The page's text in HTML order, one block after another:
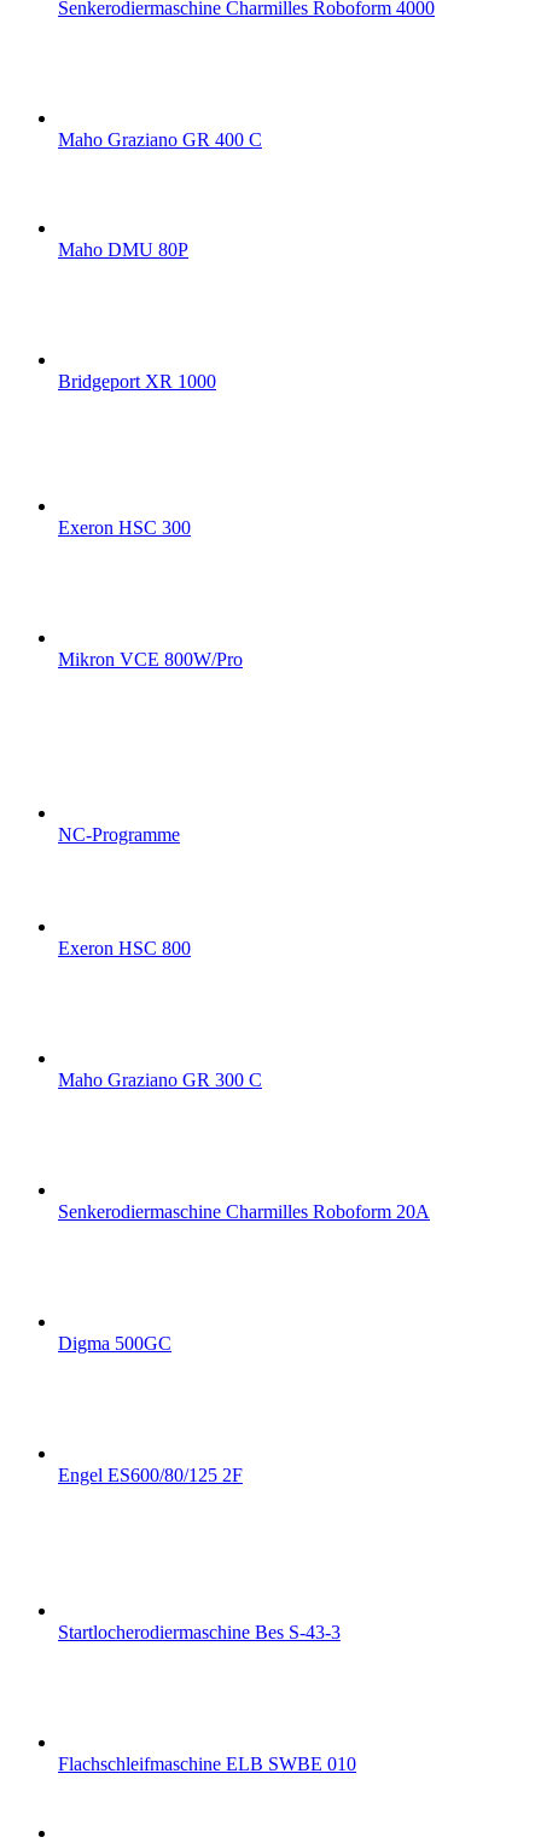
Senkerodiermaschine Charmilles Roboform 4000
Maho Graziano GR 400 C
Maho DMU 80P
Bridgeport XR 1000
Exeron HSC 300
Mikron VCE 800W/Pro
NC-Programme
Exeron HSC 800
Maho Graziano GR 300 C
Senkerodiermaschine Charmilles Roboform 20A
Digma 500GC
Engel ES600/80/125 2F
Startlocherodiermaschine Bes S-43-3
Flachschleifmaschine ELB SWBE 010